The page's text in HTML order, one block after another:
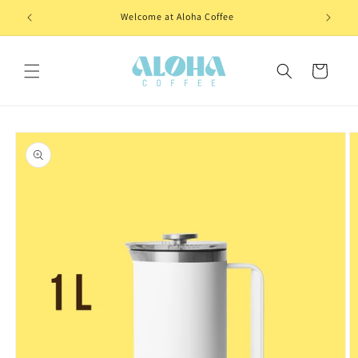
Skip to
content
Welcome at Aloha Coffee
Cart
Skip to
product
information